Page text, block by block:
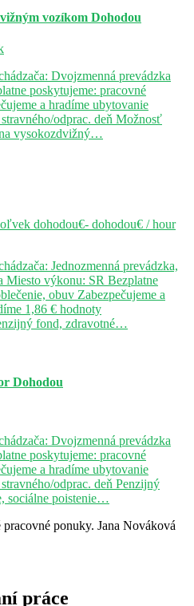
vozíkom Dohodou
Dvojzmenná prevádzka
poskytujeme: pracovné
a hradíme ubytovanie
odprac. deň Možnosť
vysokozdvižný…
dohodou€- dohodou€ / hour
Jednozmenná prevádzka,
Miesto výkonu: SR Bezplatne
obuv Zabezpečujeme a
1,86 € hodnoty
fond, zdravotné…
Dohodou
Dvojzmenná prevádzka
poskytujeme: pracovné
a hradíme ubytovanie
odprac. deň Penzijný
sociálne poistenie…
pracovné ponuky. Jana Nováková
práce